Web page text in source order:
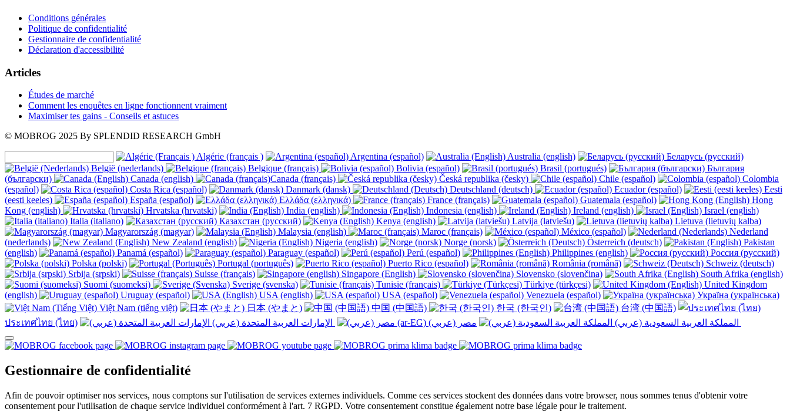
Conditions générales
Politique de confidentialité
Gestionnaire de confidentialité
Déclaration d'accessibilité
Articles
Études de marché
Comment les enquêtes en ligne fonctionnent vraiment
Maximiser tes gains - Conseils et astuces
© MOBROG 2025 By SPLENDID RESEARCH GmbH
Algérie (français ) Argentina (español) Australia (english)
Беларусь (русский)
België (nederlands)
Belgique (français) Bolivia (español) Brasil (portugués)
България
(български)
Canada (english) Canada (français) Česká republika (česky) Chile (español)
Colombia
(español)
Costa Rica (español) Danmark (dansk) Deutschland (deutsch) Ecuador (español)
Eesti
(eesti keeles)
España (español) Ελλάδα (ελληνικά) France (français) Guatemala (español)
Hong
Kong (english)
Hrvatska (hrvatski) India (english) Indonesia (english) Ireland (english)
Israel (english)
Italia (italiano)
Казахстан (русский) Kenya (english) Latvija (latviešu)
Lietuva (lietuvių kalba)
Magyarország (magyar)
Malaysia (english) Maroc (français) México (español)
Nederland
(nederlands)
New Zealand (english) Nigeria (english) Norge (norsk) Österreich (deutsch)
Pakistan
(english)
Panamá (español) Paraguay (español) Perú (español) Philippines (english)
Россия (русский)
Polska (polski)
Portugal (português) Puerto Rico (español) România (română)
Schweiz (deutsch)
Srbija (srpski)
Suisse (français) Singapore (English) Slovensko (slovenčina)
South Afrika (english)
Suomi (suomeksi)
Sverige (svenska) Tunisie (français) Türkiye (türkçesi)
United Kingdom
(english)
Uruguay (español) USA (english) USA (español) Venezuela (español)
Україна (українська)
Việt Nam (tiếng việt)
日本 (やまと) 中国 (中国語) 한국 (한국인)
台湾 (中国語)
ประเทศไทย (ไทย)
Gestionnaire de confidentialité
Afin de pouvoir optimiser nos services, nous comptons sur l'utilisation de services externes individuels. Comme ces services stockent des données dans votre browser, nous sommes tenus d'obtenir votre
consentement pour l'utilisation de chaque service individuel conformément à l'art. 7 RGPD. Votre consentement constitue également notre base légale pour le traitement.